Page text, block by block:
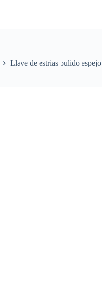
Llave de estrias pulido